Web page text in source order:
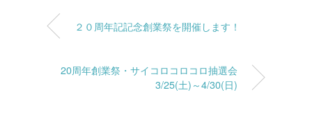
２０周年記記念創業祭を開催します！
20周年創業祭・サイコロコロコロ抽選会
3/25(土)～4/30(日)